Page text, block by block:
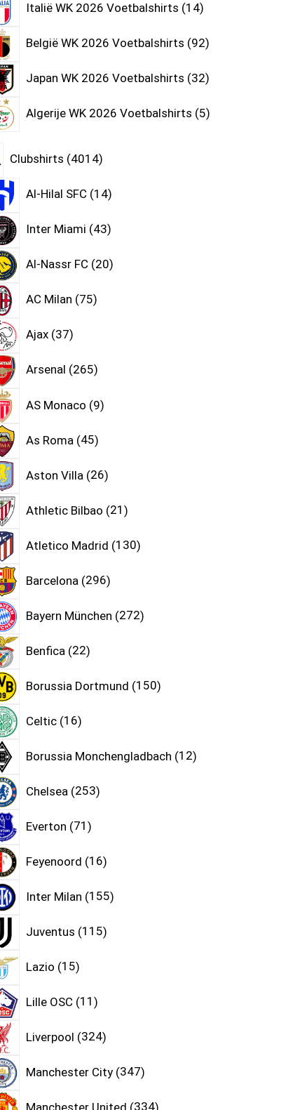
Italië WK 2026 Voetbalshirts 14
België WK 2026 Voetbalshirts 92
Japan WK 2026 Voetbalshirts 32
Algerije WK 2026 Voetbalshirts 5
Clubshirts 4014
Al-Hilal SFC 14
Inter Miami 43
Al-Nassr FC 20
AC Milan 75
Ajax 37
Arsenal 265
AS Monaco 9
As Roma 45
Aston Villa 26
Athletic Bilbao 21
Atletico Madrid 130
Barcelona 296
Bayern München 272
Benfica 22
Borussia Dortmund 150
Celtic 16
Borussia Monchengladbach 12
Chelsea 253
Everton 71
Feyenoord 16
Inter Milan 155
Juventus 115
Lazio 15
Lille OSC 11
Liverpool 324
Manchester City 347
Manchester United 334